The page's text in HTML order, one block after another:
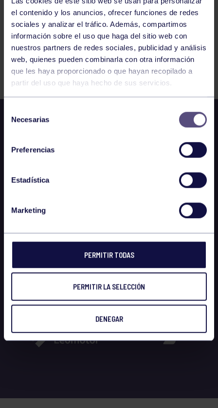
el contenido y los anuncios, ofrecer funciones de redes
sociales y analizar el tráfico. Además, compartimos
información sobre el uso que haga del sitio web con
nuestros partners de redes sociales, publicidad y análisis
web, quienes pueden combinarla con otra información
que les haya proporcionado o que hayan recopilado a
partir del uso que haya hecho de sus servicios.
Necesarias
Preferencias
Estadística
Marketing
PERMITIR TODAS
PERMITIR LA SELECCIÓN
DENEGAR
FILTRAR